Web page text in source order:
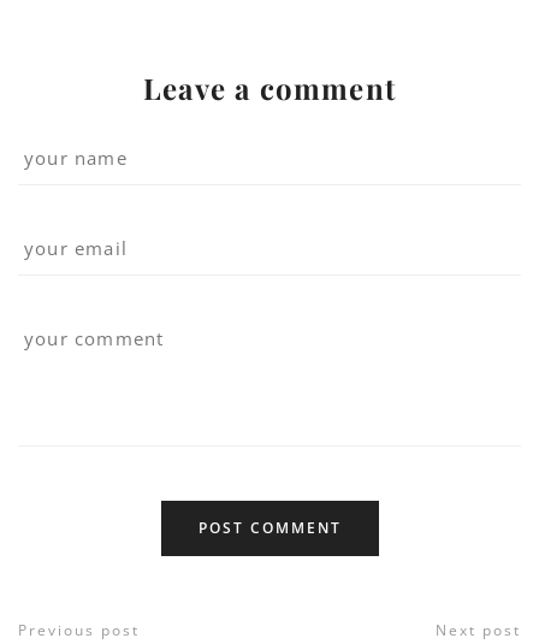
Leave a comment
Previous post Next post